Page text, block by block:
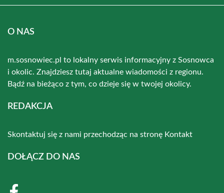
O NAS
m.sosnowiec.pl to lokalny serwis informacyjny z Sosnowca
i okolic. Znajdziesz tutaj aktualne wiadomości z regionu.
Bądź na bieżąco z tym, co dzieje się w twojej okolicy.
REDAKCJA
Skontaktuj się z nami przechodząc na stronę Kontakt
DOŁĄCZ DO NAS